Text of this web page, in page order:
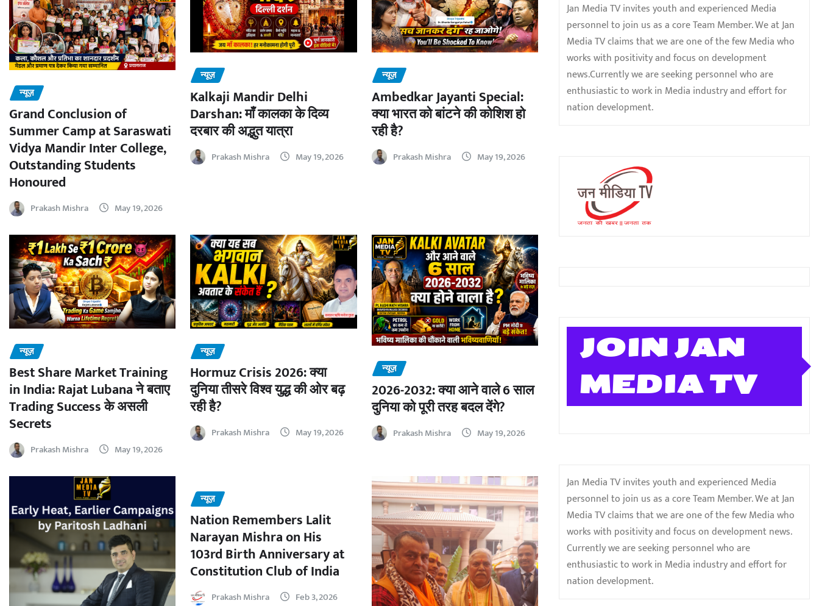
न्यूज़
Grand Conclusion of
Summer Camp at Saraswati
Vidya Mandir Inter College,
Outstanding Students
Honoured
Prakash Mishra May 19, 2026
न्यूज़
Kalkaji Mandir Delhi
Darshan: माँ कालका के दिव्य
दरबार की अद्भुत यात्रा
Prakash Mishra May 19, 2026
न्यूज़
Ambedkar Jayanti Special:
क्या भारत को बांटने की कोशिश हो
रही है?
Prakash Mishra May 19, 2026
न्यूज़
Best Share Market Training
in India: Rajat Lubana ने बताए
Trading Success के असली
Secrets
Prakash Mishra May 19, 2026
न्यूज़
Hormuz Crisis 2026: क्या
दुनिया तीसरे विश्व युद्ध की ओर बढ़
रही है?
Prakash Mishra May 19, 2026
न्यूज़
2026-2032: क्या आने वाले 6 साल
दुनिया को पूरी तरह बदल देंगे?
Prakash Mishra May 19, 2026
न्यूज़
Nation Remembers Lalit
Narayan Mishra on His
103rd Birth Anniversary at
Constitution Club of India
Prakash Mishra Feb 3, 2026
Jan Media TV invites youth and experienced Media
personnel to join us as a core Team Member. We at Jan
Media TV claims that we are one of the few Media who
works with positivity and focus on development
news.Currently we are seeking personnel who are
enthusiastic to work in Media industry and effort for
nation development.
JOIN JAN
MEDIA TV
Jan Media TV invites youth and experienced Media
personnel to join us as a core Team Member. We at Jan
Media TV claims that we are one of the few Media who
works with positivity and focus on development news.
Currently we are seeking personnel who are
enthusiastic to work in Media industry and effort for
nation development.